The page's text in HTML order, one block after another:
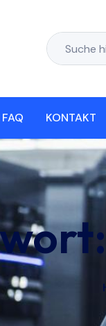
FAQ KONTAKT